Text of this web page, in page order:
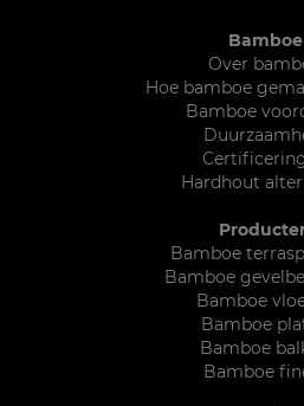
Bamboe
Over
Hoe bamboe
Bamboe
Hardhout
Bamboe
Bamboe
Bamboe
Bamboe
Bamboe
Bamboe